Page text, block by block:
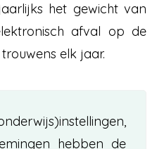
het gewicht van
afval op de
elk jaar.
hebben de